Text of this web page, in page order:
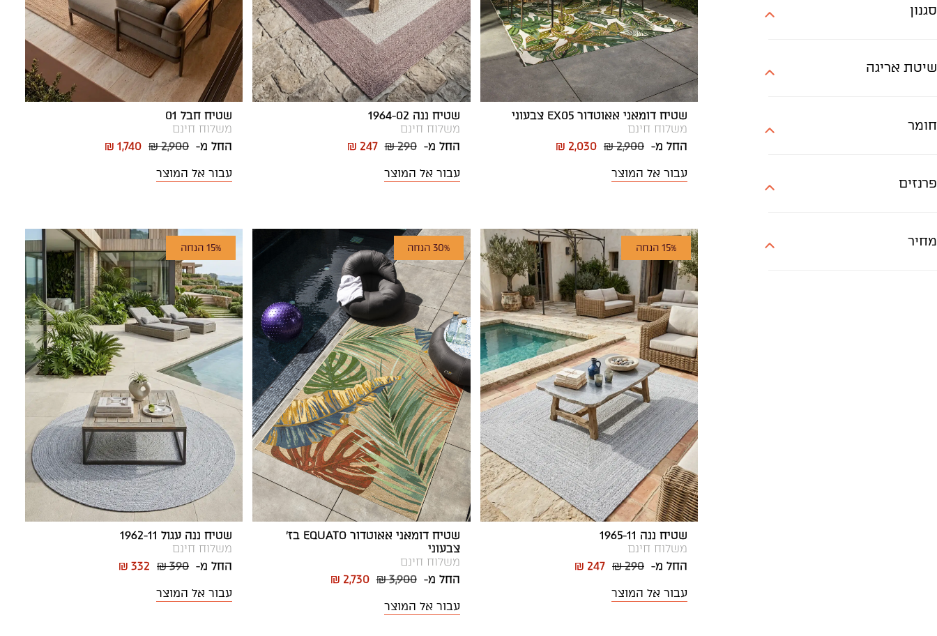
אפור, ירוק
ירוק, בז'
סגנון
שיטת אריגה
חומר
פרנזים
מחיר
שטיח דומאני אאוטדור EX05 צבעוני
משלוח חינם
החל מ- ₪ 2,900
₪ 2,030
עבור אל המוצר
שטיח ננה 1964-02
משלוח חינם
החל מ-₪ 290
₪ 247
עבור אל המוצר
שטיח חבל 01
משלוח חינם
החל מ- ₪ 2,900
₪ 1,740
עבור אל המוצר
15% הנחה
שטיח ננה 1965-11
משלוח חינם
החל מ- ₪ 290
₪ 247
עבור אל המוצר
30% הנחה
שטיח דומאני אאוטדור EQUATO בז'
צבעוני
משלוח חינם
החל מ-₪ 3,900
₪ 2,730
עבור אל המוצר
15% הנחה
שטיח ננה עגול 1962-11
משלוח חינם
החל מ- ₪ 390
₪ 332
עבור אל המוצר